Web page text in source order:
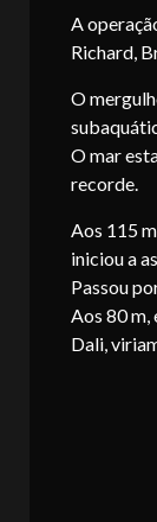
A
Richard,
O
O mar
recorde.
Aos 115
iniciou a
Passou
Aos 80 m,
Dali,